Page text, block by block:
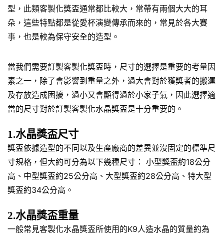
型，此類客製化獎盃通常都比較大，常帶有兩個大大的耳
朵，這些特點都是從愛杯演變傳承而來的，常見於各大賽
事，也是較為保守安全的造型。
當我們需要訂製客製化獎盃時，尺寸的選擇是重要的考量因
素之一，除了會影響到重量之外，過大會對於獲獎者的搬運
及存放造成困擾，過小又會顯得過於小家子氣，因此選擇適
當的尺寸對於訂製客製化水晶獎盃是十分重要的。
1.水晶獎盃尺寸
獎盃依據造型的不同以及生產廠商的差異並沒固定的標準尺
寸規格，但大約可分為以下幾種尺寸： 小型獎盃約18公分
高、中型獎盃約25公分高、大型獎盃約28公分高、特大型
獎盃約34公分高。
2.水晶獎盃重量
一般常見客製化水晶獎盃所使用的K9人造水晶的質量約為